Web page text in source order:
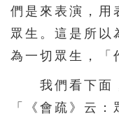
們是來表演，用
眾生。這是所以
為一切眾生，「
我們看下面，
「《會疏》云